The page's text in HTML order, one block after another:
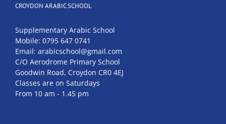
CROYDON ARABIC SCHOOL
Supplementary Arabic School
Mobile: 0795 647 0741
Email: arabicschool@gmail.com
C/O Aerodrome Primary School
Goodwin Road, Croydon CR0 4EJ
Classes are on Saturdays
From 10 am - 1.45 pm